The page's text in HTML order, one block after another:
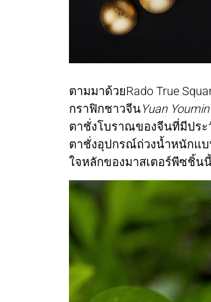
ตามมาด้วยRado True
กราฟิกชาวจีนYuan Youmin
ตาชั่งโบราณของจีนที่มีประ
ตาชั่งอุปกรณ์ถ่วงน้ำหนักแบ
ใจหลักของมาสเตอร์พีซชิ้น